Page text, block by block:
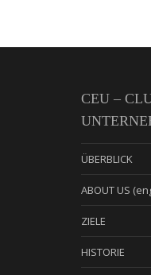
CEU –
ÜBERBLICK
ABOUT US
ZIELE
HISTORIE